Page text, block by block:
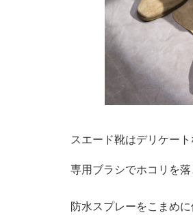
スエード靴はデリケート
専用ブラシでホコリを
防水スプレーをこまめ